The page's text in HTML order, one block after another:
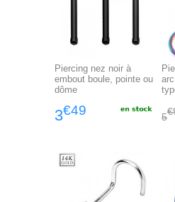
Piercing nez noir à
embout boule, pointe ou
dôme
3€49 5